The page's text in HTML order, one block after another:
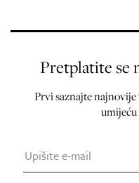
Pretplatite se
Prvi saznajte